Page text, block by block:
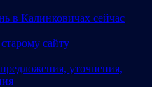
в Калинковичах сейчас
сайту
уточнения,